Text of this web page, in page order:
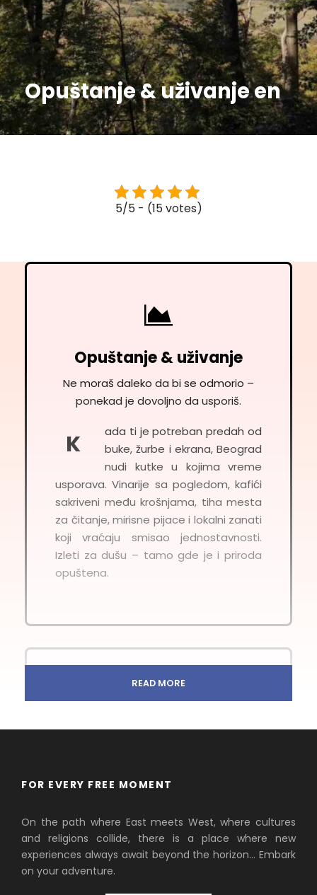
Opuštanje & uživanje en
5/5 - (15 votes)
Opuštanje & uživanje
Ne moraš daleko da bi se odmorio –
ponekad je dovoljno da usporiš.
K
ada ti je potreban predah od
buke, žurbe i ekrana, Beograd
nudi kutke u kojima vreme
usporava. Vinarije sa pogledom, kafići
sakriveni među krošnjama, tiha mesta
za čitanje, mirisne pijace i lokalni zanati
koji vraćaju smisao jednostavnosti.
Izleti za dušu – tamo gde je i priroda
opuštena.
N
od Beograda čekaju te etno
domaćinstva i vinarije koje
nude autentična vina, tradicionalnu
hranu i spokoj prirode.
READ MORE
FOR EVERY FREE MOMENT
On the path where East meets West, where cultures
and religions collide, there is a place where new
experiences always await beyond the horizon… Embark
on your adventure.